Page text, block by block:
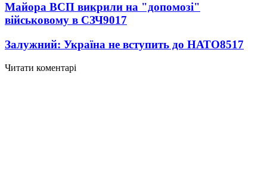
Майора ВСП викрили на "допомозі"
військовому в СЗЧ9017
Залужний: Україна не вступить до НАТО8517
Читати коментарі